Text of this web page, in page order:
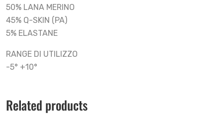
50% LANA MERINO
45% Q-SKIN (PA)
5% ELASTANE
RANGE DI UTILIZZO
-5° +10°
Related products